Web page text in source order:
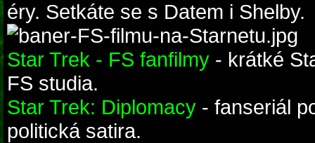
éry. Setkáte se s Datem i Shelby.
Star Trek - FS fanfilmy - krátké
FS studia.
Star Trek: Diplomacy - fanseriál
politická satira.